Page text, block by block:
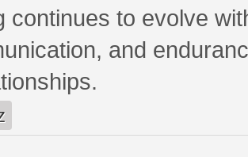
continues to evolve
and